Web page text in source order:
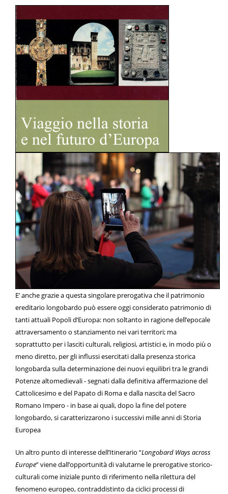
E’ anche grazie a questa singolare prerogativa che il patrimonio
ereditario longobardo può essere oggi considerato patrimonio di
tanti attuali Popoli d’Europa: non soltanto in ragione dell’epocale
attraversamento o stanziamento nei vari territori; ma
soprattutto per i lasciti culturali, religiosi, artistici e, in modo più o
meno diretto, per gli influssi esercitati dalla presenza storica
longobarda sulla determinazione dei nuovi equilibri tra le grandi
Potenze altomedievali - segnati dalla definitiva affermazione del
Cattolicesimo e del Papato di Roma e dalla nascita del Sacro
Romano Impero - in base ai quali, dopo la fine del potere
longobardo, si caratterizzarono i successivi mille anni di Storia
Europea
Un altro punto di interesse dell’Itinerario “Longobard Ways across
Europe” viene dall’opportunità di valutarne le prerogative storico-
culturali come iniziale punto di riferimento nella rilettura del
fenomeno europeo, contraddistinto da ciclici processi di